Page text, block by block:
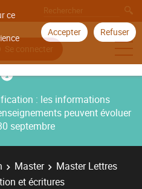
ce
Accepter Refuser
Se connecter
: les informations
peuvent évoluer
septembre
Master
Master Lettres
et écritures